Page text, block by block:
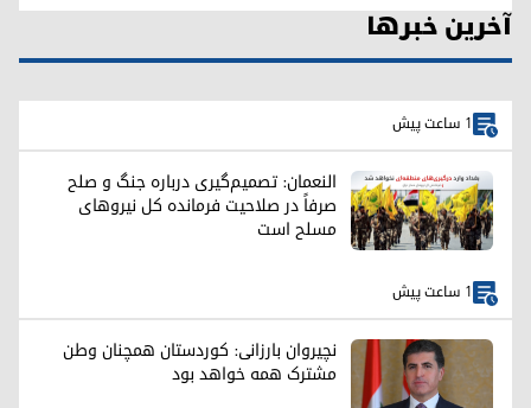
آخرین خبرها
1 ساعت پیش
النعمان: تصمیم‌گیری درباره جنگ و صلح
صرفاً در صلاحیت فرمانده کل نیروهای
مسلح است
1 ساعت پیش
نچیروان بارزانی: کوردستان همچنان وطن
مشترک همه خواهد بود